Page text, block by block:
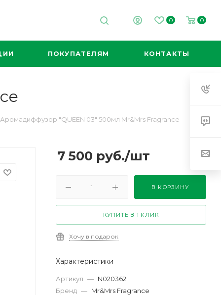
0 0
ПОКУПАТЕЛЯМ КОНТАКТЫ
Аромадиффузор "QUEEN 03" 500мл Mr&Mrs Fragrance
7 500 руб./шт
В КОРЗИНУ
КУПИТЬ В 1 КЛИК
Хочу в подарок
Характеристики
Артикул — N020362
Бренд — Mr&Mrs Fragrance